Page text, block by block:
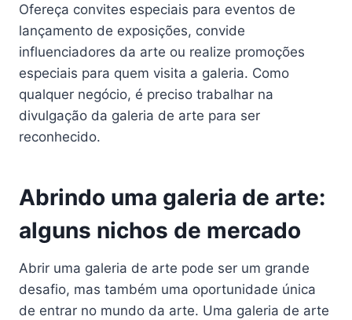
Ofereça convites especiais para eventos de
lançamento de exposições, convide
influenciadores da arte ou realize promoções
especiais para quem visita a galeria. Como
qualquer negócio, é preciso trabalhar na
divulgação da galeria de arte para ser
reconhecido.
Abrindo uma galeria de arte:
alguns nichos de mercado
Abrir uma galeria de arte pode ser um grande
desafio, mas também uma oportunidade única
de entrar no mundo da arte. Uma galeria de arte